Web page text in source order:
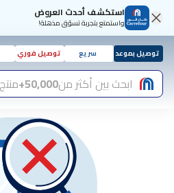
استكشف أحدث العروض
واستمتع بتجربة تسوّق مذهلة!
توصيل بموعد سريع توصيل فوري
ابحث بين أكثر من50,000+ منتج